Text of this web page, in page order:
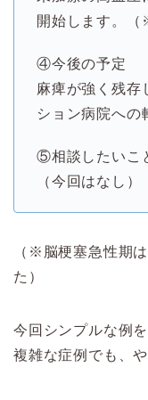
開始します。（
④今後の予定
麻痺が強く残存
ション病院への
⑤相談したいこ
（今回はなし）
（※脳梗塞急性期
た）
今回シンプルな例
複雑な症例でも、